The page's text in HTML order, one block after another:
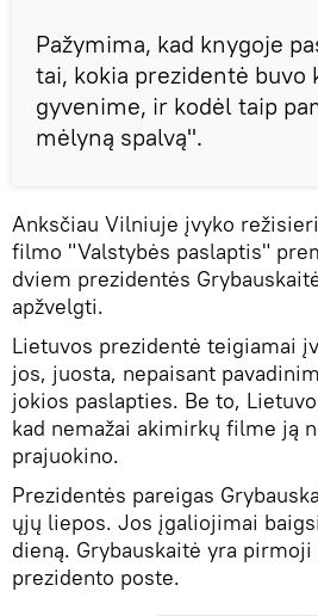
Pažymima, kad knygoje
tai, kokia prezidentė buvo
gyvenime, ir kodėl taip
mėlyną spalvą".
Anksčiau Vilniuje įvyko
filmo "Valstybės paslaptis"
dviem prezidentės
apžvelgti.
Lietuvos prezidentė teigiamai
jos, juosta, nepaisant
jokios paslapties. Be to,
kad nemažai akimirkų filme ją
prajuokino.
Prezidentės pareigas
ųjų liepos. Jos įgaliojimai
dieną. Grybauskaitė yra
prezidento poste.